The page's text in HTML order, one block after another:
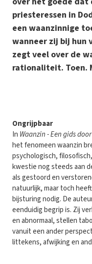
priesteressen in
een waanzinnige
wanneer zij bij hun
zegt veel over de
rationaliteit. Toen.
Ongrijpbaar
In Waanzin - Een gids
het fenomeen waanzin
psychologisch,
kwestie nog steeds aan
als gestoord en
natuurlijk, maar toch
bijsturing nodig. De
eenduidig begrip is. Zij
en abnormaal, stellen
vanuit een ander
littekens, afwijking en